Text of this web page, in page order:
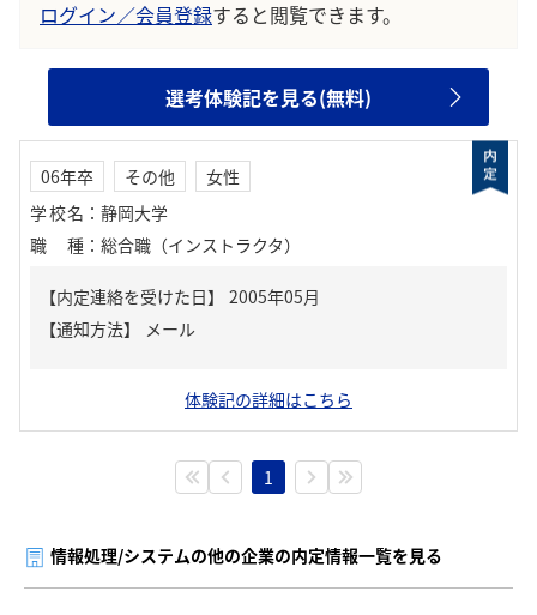
ログイン／会員登録すると閲覧できます。
選考体験記を見る(無料)
06年卒 その他
女性
学校名 ： 静岡大学
職種 ： 総合職（インストラクタ）
【内定連絡を受けた日】
2005年05月
【通知方法】
メール
体験記の詳細はこちら
1
情報処理/システムの他の企業の内定情報一覧を見る